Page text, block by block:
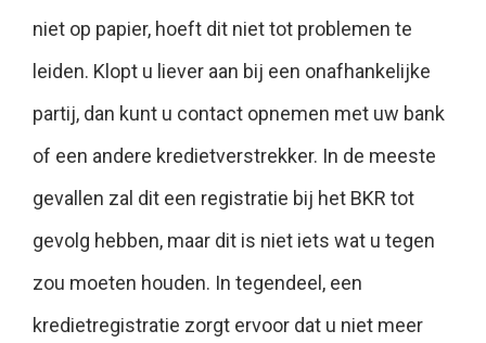
niet op papier, hoeft dit niet tot problemen te
leiden. Klopt u liever aan bij een onafhankelijke
partij, dan kunt u contact opnemen met uw bank
of een andere kredietverstrekker. In de meeste
gevallen zal dit een registratie bij het BKR tot
gevolg hebben, maar dit is niet iets wat u tegen
zou moeten houden. In tegendeel, een
kredietregistratie zorgt ervoor dat u niet meer